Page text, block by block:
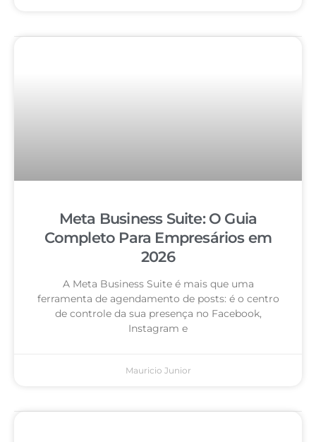
Meta Business Suite: O Guia
Completo Para Empresários em
2026
A Meta Business Suite é mais que uma
ferramenta de agendamento de posts: é o centro
de controle da sua presença no Facebook,
Instagram e
Mauricio Junior